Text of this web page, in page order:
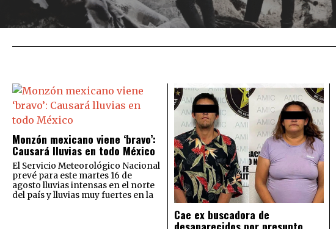
Monzón mexicano viene ‘bravo’:
Causará lluvias en todo México
El Servicio Meteorológico Nacional
prevé para este martes 16 de
agosto lluvias intensas en el norte
del país y lluvias muy fuertes en la
Cae ex buscadora de
desaparecidos por presunto